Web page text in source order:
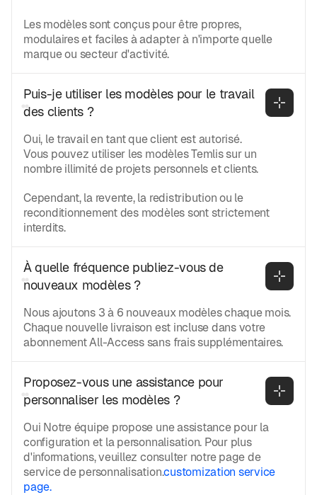
Les modèles sont conçus pour être propres,
modulaires et faciles à adapter à n'importe quelle
marque ou secteur d'activité.
Puis-je utiliser les modèles pour le travail
des clients ?
Oui, le travail en tant que client est autorisé.
Vous pouvez utiliser les modèles Temlis sur un
nombre illimité de projets personnels et clients.
Cependant, la revente, la redistribution ou le
reconditionnement des modèles sont strictement
interdits.
À quelle fréquence publiez-vous de
nouveaux modèles ?
Nous ajoutons 3 à 6 nouveaux modèles chaque mois.
Chaque nouvelle livraison est incluse dans votre
abonnement All-Access sans frais supplémentaires.
Proposez-vous une assistance pour
personnaliser les modèles ?
Oui Notre équipe propose une assistance pour la
configuration et la personnalisation. Pour plus
d'informations, veuillez consulter notre page de
service de personnalisation.customization service
page.